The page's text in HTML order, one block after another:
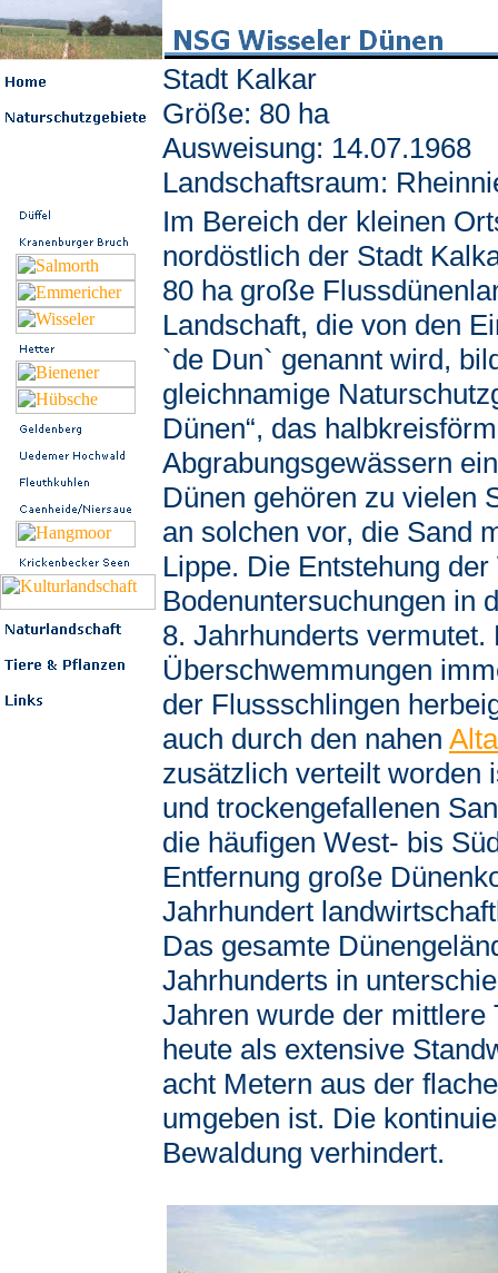
Stadt Kalkar
Größe: 80 ha
Ausweisung: 14.07.1968
Landschaftsraum:
Im Bereich der kleinen
nordöstlich der Stadt
80 ha große
Landschaft, die von den
`de Dun` genannt wird,
gleichnamige
Dünen“, das
Abgrabungsgewässern
Dünen gehören zu vielen
an solchen vor, die Sand
Lippe. Die Entstehung
Bodenuntersuchungen in
8. Jahrhunderts
Überschwemmungen
der Flussschlingen
auch durch den nahen
zusätzlich verteilt worden
und trockengefallenen
die häufigen West- bis
Entfernung große
Jahrhundert
Das gesamte
Jahrhunderts in
Jahren wurde der mittlere
heute als extensive
acht Metern aus der
umgeben ist. Die
Bewaldung verhindert.